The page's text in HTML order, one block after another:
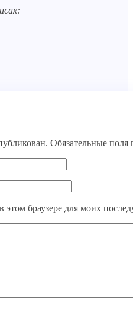
Обязательные
этом браузере для моих